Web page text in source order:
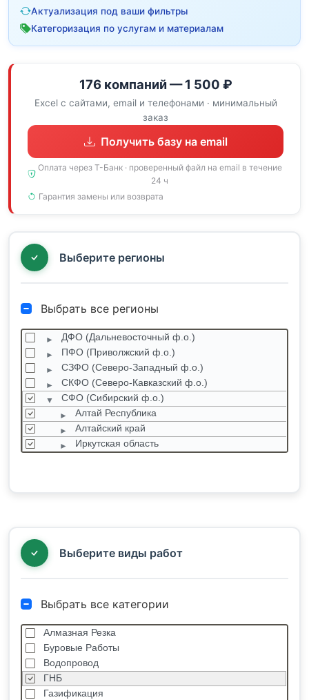
Актуализация под ваши фильтры
Категоризация по услугам и материалам
176 компаний — 1 500 ₽
Excel с сайтами, email и телефонами · минимальный
заказ
Получить базу на email
Оплата через Т-Банк · проверенный файл на email в течение
24 ч
Гарантия замены или возврата
Выберите регионы
Выбрать все регионы
ДФО (Дальневосточный ф.о.)
ПФО (Приволжский ф.о.)
СЗФО (Северо-Западный ф.о.)
СКФО (Северо-Кавказский ф.о.)
СФО (Сибирский ф.о.)
Алтай Республика
Алтайский край
Иркутская область
Выберите виды работ
Выбрать все категории
Алмазная Резка
Буровые Работы
Водопровод
ГНБ
Газификация